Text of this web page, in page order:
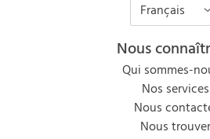
Français
Nous
Qui sommes-
Nos services
Nous
Nous trouver